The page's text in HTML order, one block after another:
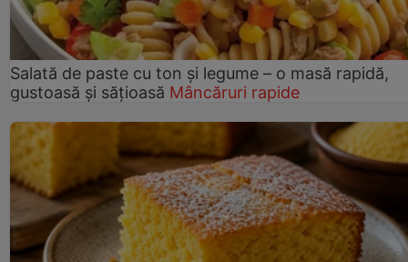
Salată de paste cu ton și legume – o masă rapidă,
gustoasă și sățioasă Mâncăruri rapide